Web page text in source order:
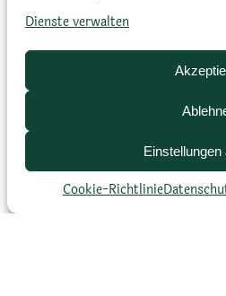
Dienste verwalten
Einstellungen
Cookie-Richtlinie